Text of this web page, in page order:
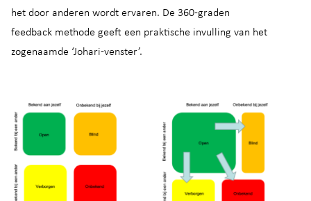
het door anderen wordt ervaren. De 360-graden
feedback methode geeft een praktische invulling van het
zogenaamde ‘Johari-venster’.